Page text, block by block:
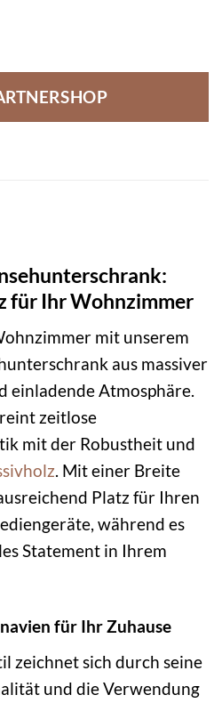
für Ihr Wohnzimmer
mit unserem
aus massiver
einladende Atmosphäre.
zeitlose
mit der Robustheit und
. Mit einer Breite
Platz für Ihren
während es
Statement in Ihrem
für Ihr Zuhause
zeichnet sich durch seine
und die Verwendung